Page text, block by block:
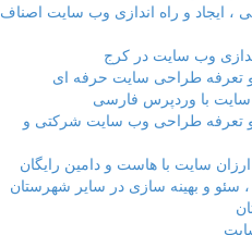
ایجاد و راه اندازی وب سایت اصناف
وب سایت در کرج
تعرفه طراحی سایت حرفه ای
با وردپرس فارسی
و تعرفه طراحی وب سایت شرکتی و
سایت با هاست و دامین رایگان
و بهینه سازی در سایر شهرستان